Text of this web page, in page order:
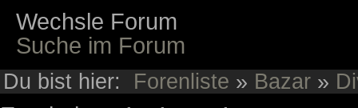
Wechsle Forum
Suche im Forum
Du bist hier: Forenliste » Bazar »